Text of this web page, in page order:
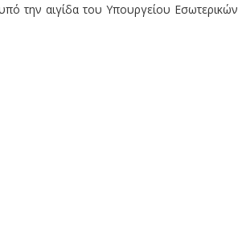
την αιγίδα του Υπουργείου Εσωτερικών